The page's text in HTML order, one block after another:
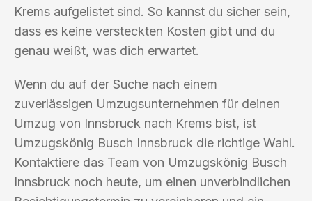
Krems aufgelistet sind. So kannst du sicher sein,
dass es keine versteckten Kosten gibt und du
genau weißt, was dich erwartet.
Wenn du auf der Suche nach einem
zuverlässigen Umzugsunternehmen für deinen
Umzug von Innsbruck nach Krems bist, ist
Umzugskönig Busch Innsbruck die richtige Wahl.
Kontaktiere das Team von Umzugskönig Busch
Innsbruck noch heute, um einen unverbindlichen